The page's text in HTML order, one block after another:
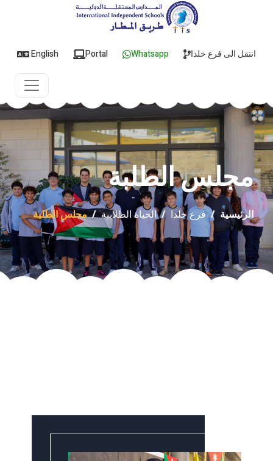
English Portal Whatsapp انتقل الى فرع خلدا
مجلس الطلبة
الرئيسية /فرع خلدا /الحياة الطلابية/مجلس الطلبة